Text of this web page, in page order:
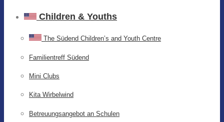
Children & Youths
The Südend Children’s and Youth Centre
Familientreff Südend
Mini Clubs
Kita Wirbelwind
Betreuungsangebot an Schulen